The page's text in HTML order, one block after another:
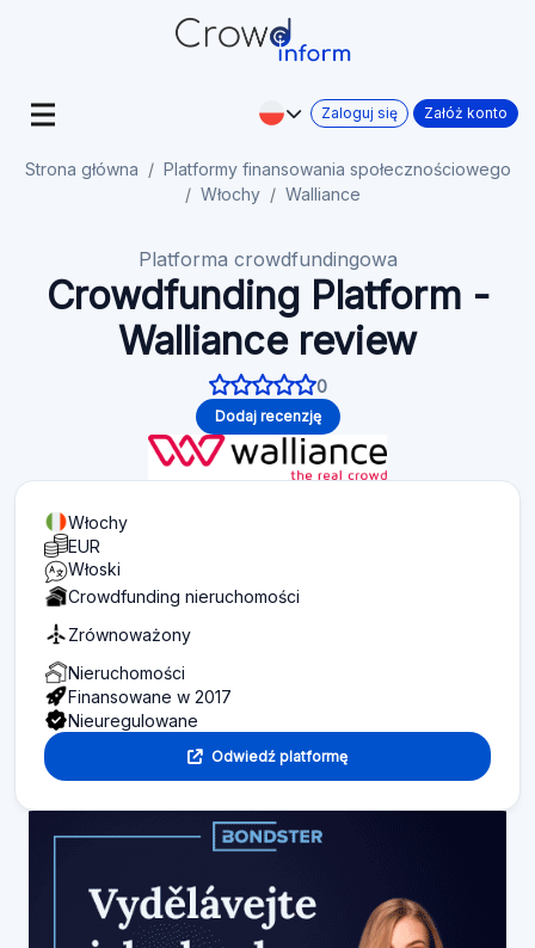
Zaloguj się Załóż konto
Strona główna
Platformy finansowania społecznościowego
Włochy
Walliance
Platforma crowdfundingowa
Crowdfunding Platform -
Walliance review
0
Dodaj recenzję
Włochy
EUR
Włoski
Crowdfunding nieruchomości
Zrównoważony
Nieruchomości
Finansowane w 2017
Nieuregulowane
Odwiedź platformę